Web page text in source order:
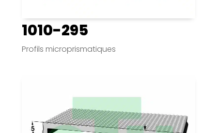
1010-295
Profils microprismatiques